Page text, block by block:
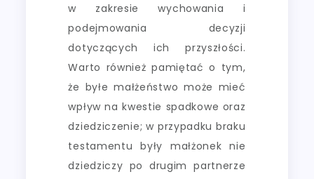
w zakresie wychowania i
podejmowania decyzji
dotyczących ich przyszłości.
Warto również pamiętać o tym,
że byłe małżeństwo może mieć
wpływ na kwestie spadkowe oraz
dziedziczenie; w przypadku braku
testamentu były małżonek nie
dziedziczy po drugim partnerze